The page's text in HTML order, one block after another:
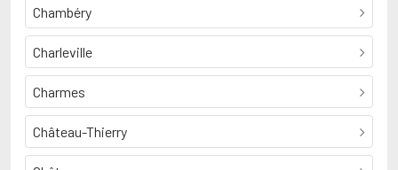
Chambéry
Charleville
Charmes
Château-Thierry